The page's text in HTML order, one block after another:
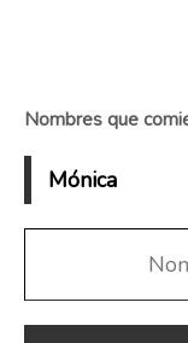
Nombres que
Mónica